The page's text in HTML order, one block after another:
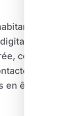
est
ce qui
nous
êtes par